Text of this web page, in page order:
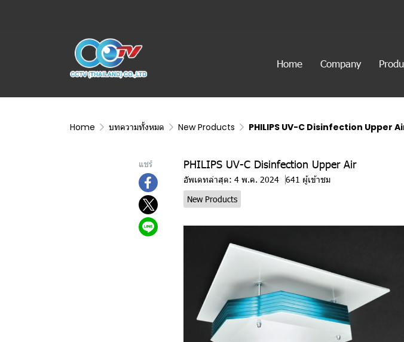
Home Company
Home บทความทั้งหมด New Products PHILIPS UV-C Disinfection Upper
แชร์ PHILIPS UV-C Disinfection Upper Air
อัพเดทล่าสุด: 4 พ.ค. 2024 641 ผู้เข้าชม
New Products